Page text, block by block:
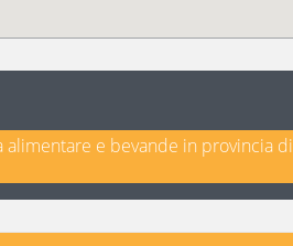
e bevande in provincia di